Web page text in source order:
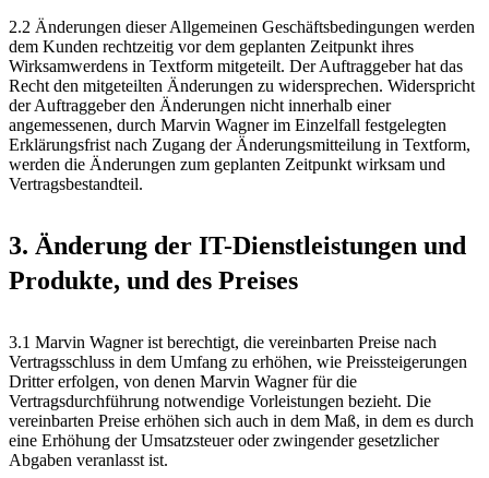
2.2 Änderungen dieser Allgemeinen Geschäftsbedingungen werden
dem Kunden rechtzeitig vor dem geplanten Zeitpunkt ihres
Wirksamwerdens in Textform mitgeteilt. Der Auftraggeber hat das
Recht den mitgeteilten Änderungen zu widersprechen. Widerspricht
der Auftraggeber den Änderungen nicht innerhalb einer
angemessenen, durch Marvin Wagner im Einzelfall festgelegten
Erklärungsfrist nach Zugang der Änderungsmitteilung in Textform,
werden die Änderungen zum geplanten Zeitpunkt wirksam und
Vertragsbestandteil.
3. Änderung der IT-Dienstleistungen und
Produkte, und des Preises
3.1 Marvin Wagner ist berechtigt, die vereinbarten Preise nach
Vertragsschluss in dem Umfang zu erhöhen, wie Preissteigerungen
Dritter erfolgen, von denen Marvin Wagner für die
Vertragsdurchführung notwendige Vorleistungen bezieht. Die
vereinbarten Preise erhöhen sich auch in dem Maß, in dem es durch
eine Erhöhung der Umsatzsteuer oder zwingender gesetzlicher
Abgaben veranlasst ist.